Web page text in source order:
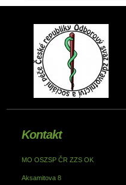
Kontakt
MO OSZSP ČR ZZS OK
Aksamitova 8